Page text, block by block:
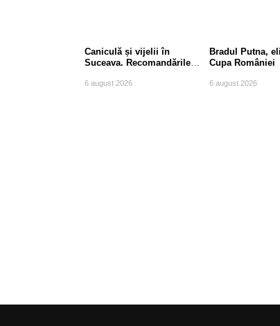
Caniculă și vijelii în
Suceava. Recomandările
6 august 2026
Bradul Putna,
Cupa României
6 august 2026